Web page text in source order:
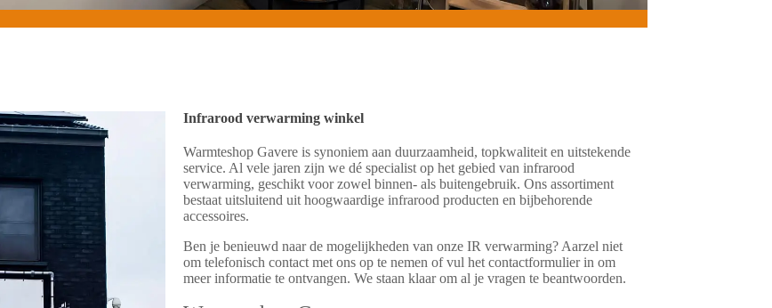
Infrarood verwarming winkel
Warmteshop Gavere is synoniem aan duurzaamheid, topkwaliteit en uitstekende
service. Al vele jaren zijn we dé specialist op het gebied van infrarood
verwarming, geschikt voor zowel binnen- als buitengebruik. Ons assortiment
bestaat uitsluitend uit hoogwaardige infrarood producten en bijbehorende
accessoires.
Ben je benieuwd naar de mogelijkheden van onze IR verwarming? Aarzel niet
om telefonisch contact met ons op te nemen of vul het contactformulier in om
meer informatie te ontvangen. We staan klaar om al je vragen te beantwoorden.